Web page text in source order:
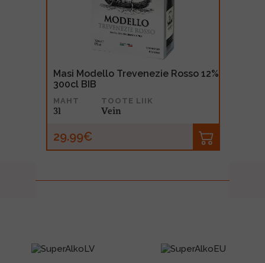
Masi Modello Trevenezie Rosso 12%
300cl BIB
MAHT
3l
TOOTE LIIK
Vein
29.99€